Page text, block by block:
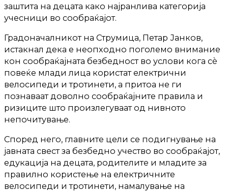
заштита на децата како најранлива категорија
учесници во сообраќајот.
Градоначалникот на Струмица, Петар Јанков,
истакнал дека е неопходно поголемо внимание
кон сообраќајната безбедност во услови кога сè
повеќе млади лица користат електрични
велосипеди и тротинети, а притоа не ги
познаваат доволно сообраќајните правила и
ризиците што произлегуваат од нивното
непочитување.
Според него, главните цели се подигнување на
јавната свест за безбедно учество во сообраќајот,
едукација на децата, родителите и младите за
правилно користење на електричните
велосипеди и тротинети, намалување на